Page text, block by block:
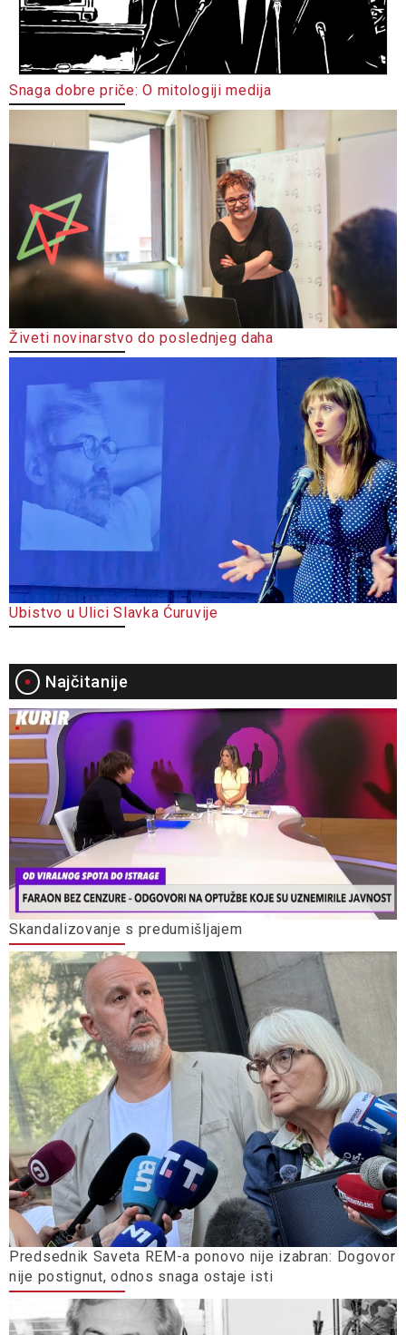
Snaga dobre priče: O mitologiji medija
Živeti novinarstvo do poslednjeg daha
Ubistvo u Ulici Slavka Ćuruvije
Najčitanije
Skandalizovanje s predumišljajem
Predsednik Saveta REM-a ponovo nije izabran: Dogovor
nije postignut, odnos snaga ostaje isti